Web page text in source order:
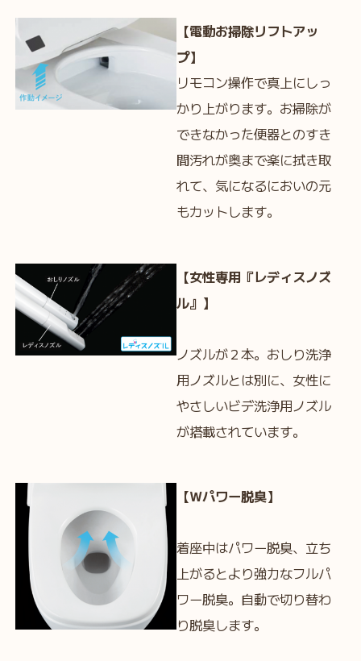
【電動お掃除リフトアッ
プ】
リモコン操作で真上にしっ
かり上がります。お掃除が
できなかった便器とのすき
間汚れが奥まで楽に拭き取
れて、気になるにおいの元
もカットします。
【女性専用『レディスノズ
ル』】
ノズルが２本。おしり洗浄
用ノズルとは別に、女性に
やさしいビデ洗浄用ノズル
が搭載されています。
【Ｗパワー脱臭】
着座中はパワー脱臭、立ち
上がるとより強力なフルパ
ワー脱臭。自動で切り替わ
り脱臭します。